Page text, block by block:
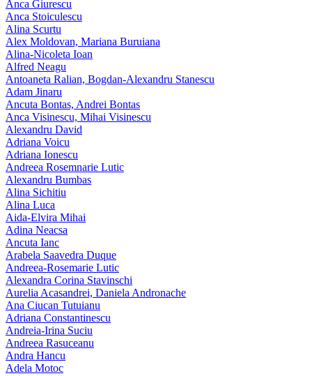
Anca Giurescu
Anca Stoiculescu
Alina Scurtu
Alex Moldovan, Mariana Buruiana
Alina-Nicoleta Ioan
Alfred Neagu
Antoaneta Ralian, Bogdan-Alexandru Stanescu
Adam Jinaru
Ancuta Bontas, Andrei Bontas
Anca Visinescu, Mihai Visinescu
Alexandru David
Adriana Voicu
Adriana Ionescu
Andreea Rosemnarie Lutic
Alexandru Bumbas
Alina Sichitiu
Alina Luca
Aida-Elvira Mihai
Adina Neacsa
Ancuta Ianc
Arabela Saavedra Duque
Andreea-Rosemarie Lutic
Alexandra Corina Stavinschi
Aurelia Acasandrei, Daniela Andronache
Ana Ciucan Tutuianu
Adriana Constantinescu
Andreia-Irina Suciu
Andreea Rasuceanu
Andra Hancu
Adela Motoc